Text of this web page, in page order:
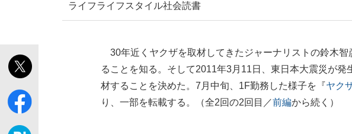
「目標達成できなかったからと言って…」サッカー日本代表・森保
ライフライフスタイル社会読書
30年近くヤクザを取材してきたジャーナリストの鈴木
ることを知る。そして2011年3月11日、東日本大震災が
材することを決めた。7月中旬、1F勤務した様子を『ヤク
り、一部を転載する。（全2回の2回目／前編から続く）